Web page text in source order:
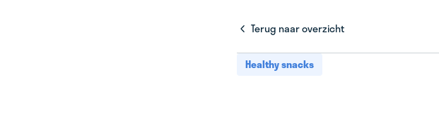
Terug naar overzicht
Healthy snacks